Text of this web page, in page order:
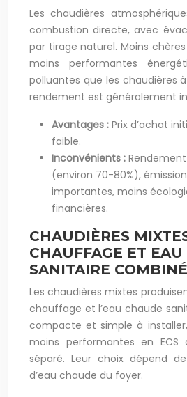
Les chaudières
combustion directe, avec
par tirage naturel. Moins
moins performantes
polluantes que les chaudières
rendement est généralement
Avantages : Prix d’achat
faible.
Inconvénients :
(environ 70-80%),
importantes, moins
financières.
CHAUDIÈRES
CHAUFFAGE ET
SANITAIRE
Les chaudières mixtes
chauffage et l’eau chaude
compacte et simple à
moins performantes en ECS
séparé. Leur choix dépend
d’eau chaude du foyer.